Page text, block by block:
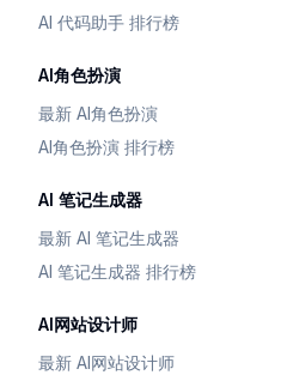
AI 代码助手 排行榜
AI角色扮演
最新 AI角色扮演
AI角色扮演 排行榜
AI 笔记生成器
最新 AI 笔记生成器
AI 笔记生成器 排行榜
AI网站设计师
最新 AI网站设计师